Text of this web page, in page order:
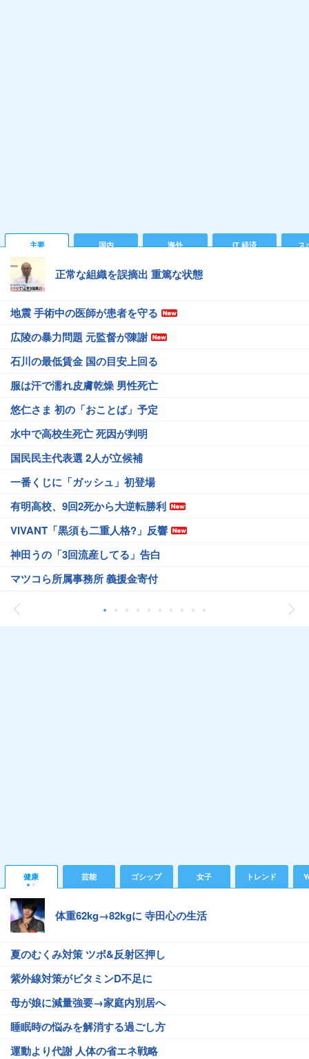
主要 国内 海外 IT 経済 ス
正常な組織を誤摘出 重篤な状態
地震 手術中の医師が患者を守る
広陵の暴力問題 元監督が陳謝
石川の最低賃金 国の目安上回る
服は汗で濡れ皮膚乾燥 男性死亡
悠仁さま 初の「おことば」予定
水中で高校生死亡 死因が判明
国民民主代表選 2人が立候補
一番くじに「ガッシュ」初登場
有明高校、9回2死から大逆転勝利
VIVANT「黒須も二重人格?」反響
神田うの「3回流産してる」告白
マツコら所属事務所 義援金寄付
健康 芸能 ゴシップ 女子 トレンド
体重62kg→82kgに 寺田心の生活
夏のむくみ対策 ツボ&反射区押し
紫外線対策がビタミンD不足に
母が娘に減量強要→家庭内別居へ
睡眠時の悩みを解消する過ごし方
運動より代謝 人体の省エネ戦略